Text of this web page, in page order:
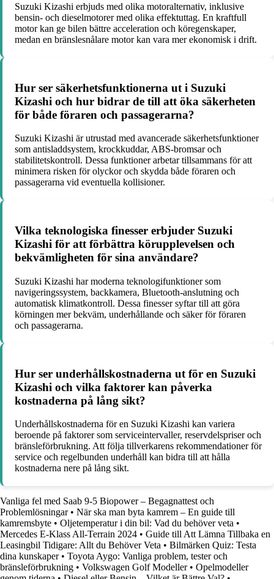
Suzuki Kizashi erbjuds med olika motoralternativ, inklusive
bensin- och dieselmotorer med olika effektuttag. En kraftfull
motor kan ge bilen bättre acceleration och köregenskaper,
medan en bränslesnålare motor kan vara mer ekonomisk i drift.
Hur ser säkerhetsfunktionerna ut i Suzuki
Kizashi och hur bidrar de till att öka säkerheten
för både föraren och passagerarna?
Suzuki Kizashi är utrustad med avancerade säkerhetsfunktioner
som antisladdsystem, krockkuddar, ABS-bromsar och
stabilitetskontroll. Dessa funktioner arbetar tillsammans för att
minimera risken för olyckor och skydda både föraren och
passagerarna vid eventuella kollisioner.
Vilka teknologiska finesser erbjuder Suzuki
Kizashi för att förbättra körupplevelsen och
bekvämligheten för sina användare?
Suzuki Kizashi har moderna teknologifunktioner som
navigeringssystem, backkamera, Bluetooth-anslutning och
automatisk klimatkontroll. Dessa finesser syftar till att göra
körningen mer bekväm, underhållande och säker för föraren
och passagerarna.
Hur ser underhållskostnaderna ut för en Suzuki
Kizashi och vilka faktorer kan påverka
kostnaderna på lång sikt?
Underhållskostnaderna för en Suzuki Kizashi kan variera
beroende på faktorer som serviceintervaller, reservdelspriser och
bränsleförbrukning. Att följa tillverkarens rekommendationer för
service och regelbunden underhåll kan bidra till att hålla
kostnaderna nere på lång sikt.
Vanliga fel med Saab 9-5 Biopower – Begagnattest och
Problemlösningar• När ska man byta kamrem – En guide till
kamremsbyte • Oljetemperatur i din bil: Vad du behöver veta •
Mercedes E-Klass All-Terrain 2024 • Guide till Att Lämna Tillbaka en
Leasingbil Tidigare: Allt du Behöver Veta • Bilmärken Quiz: Testa
dina kunskaper• Toyota Aygo: Vanliga problem, tester och
bränsleförbrukning • Volkswagen Golf Modeller• Opelmodeller